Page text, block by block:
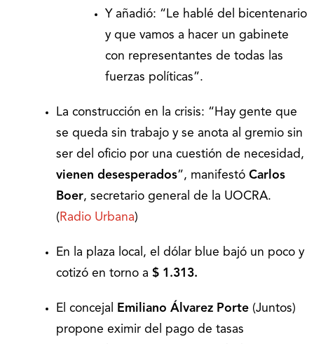
Y añadió: “Le hablé del bicentenario
y que vamos a hacer un gabinete
con representantes de todas las
fuerzas políticas”.
La construcción en la crisis: “Hay gente que
se queda sin trabajo y se anota al gremio sin
ser del oficio por una cuestión de necesidad,
vienen desesperados”, manifestó Carlos
Boer, secretario general de la UOCRA.
( Radio Urbana)
En la plaza local, el dólar blue bajó un poco y
cotizó en torno a $ 1.313.
El concejal Emiliano Álvarez Porte (Juntos)
propone eximir del pago de tasas